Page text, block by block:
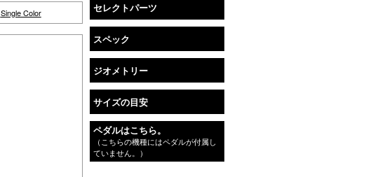
Single Color セレクトパーツ
スペック
ジオメトリー
サイズの目安
ペダルはこちら。
（こちらの機種にはペダルが付属し
ていません。）